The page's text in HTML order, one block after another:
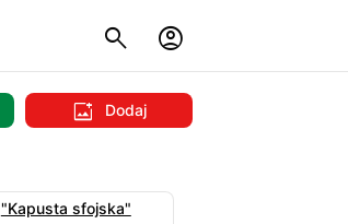
Dodaj
"Kapusta sfojska"